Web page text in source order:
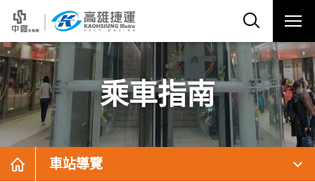
乘車指南
車站導覽